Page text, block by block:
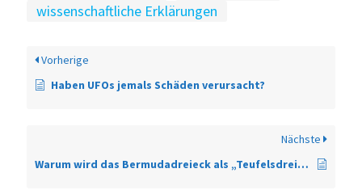
wissenschaftliche Erklärungen
Vorherige
Haben UFOs jemals Schäden verursacht?
Nächste
Warum wird das Bermudadreieck als „Teufelsdreieck“ bezeichnet?